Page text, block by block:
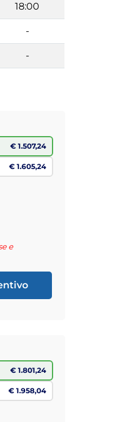
18:00
-
-
€ 1.507,24
€ 1.605,24
e
€ 1.801,24
€ 1.958,04